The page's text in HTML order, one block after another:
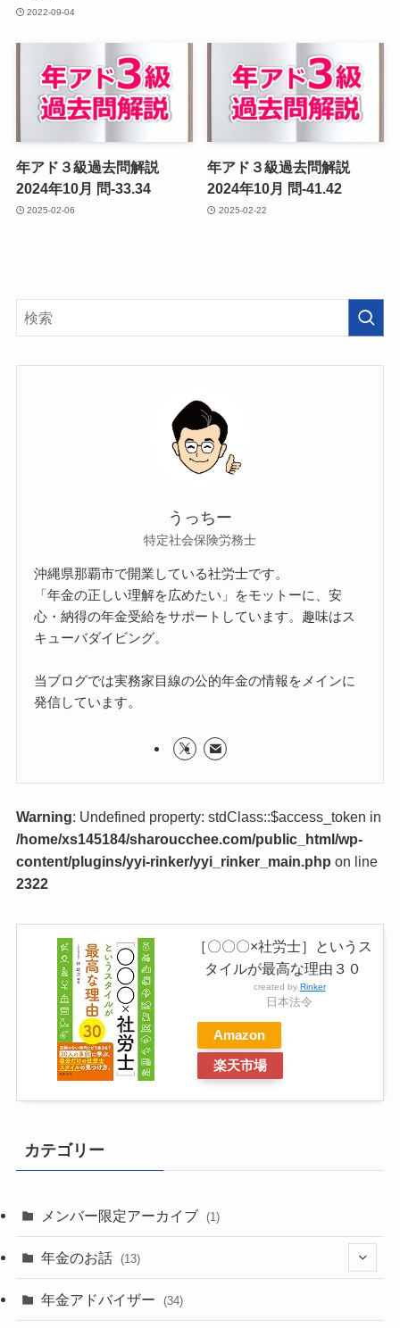
2022-09-04
年アド３級過去問解説
2024年10月 問-33.34
2025-02-06
年アド３級過去問解説
2024年10月 問-41.42
2025-02-22
うっちー
特定社会保険労務士
沖縄県那覇市で開業している社労士です。
「年金の正しい理解を広めたい」をモットーに、安
心・納得の年金受給をサポートしています。趣味はス
キューバダイビング。
当ブログでは実務家目線の公的年金の情報をメインに
発信しています。
Warning: Undefined property: stdClass::$access_token in
/home/xs145184/sharoucchee.com/public_html/wp-
content/plugins/yyi-rinker/yyi_rinker_main.php on line
2322
［〇〇〇×社労士］というス
タイルが最高な理由３０
created by Rinker
日本法令
Amazon
楽天市場
カテゴリー
メンバー限定アーカイブ (1)
年金のお話 (13)
(1)
年金アドバイザー (34)